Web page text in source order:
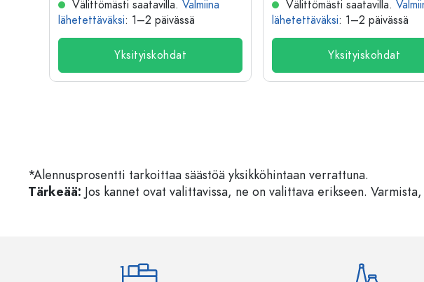
Välittömästi saatavilla. Valmiina
lähetettäväksi: 1–2 päivässä
Yksityiskohdat
Välittömästi saatavilla.
lähetettäväksi: 1–2 päivässä
Yksityiskohdat
*Alennusprosentti tarkoittaa säästöä yksikköhintaan verrattuna.
Tärkeää: Jos kannet ovat valittavissa, ne on valittava erikseen.